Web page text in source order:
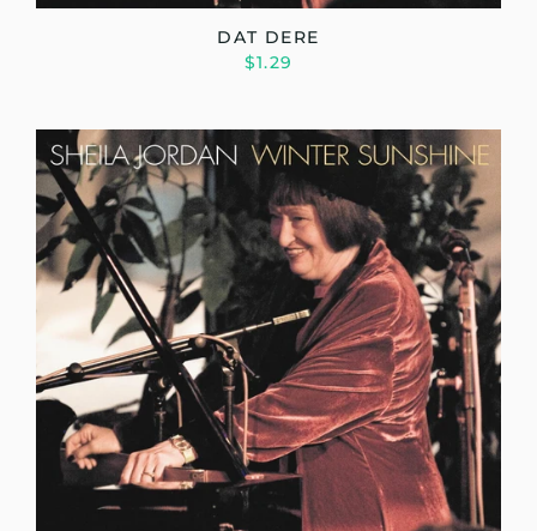
DAT DERE
$1.29